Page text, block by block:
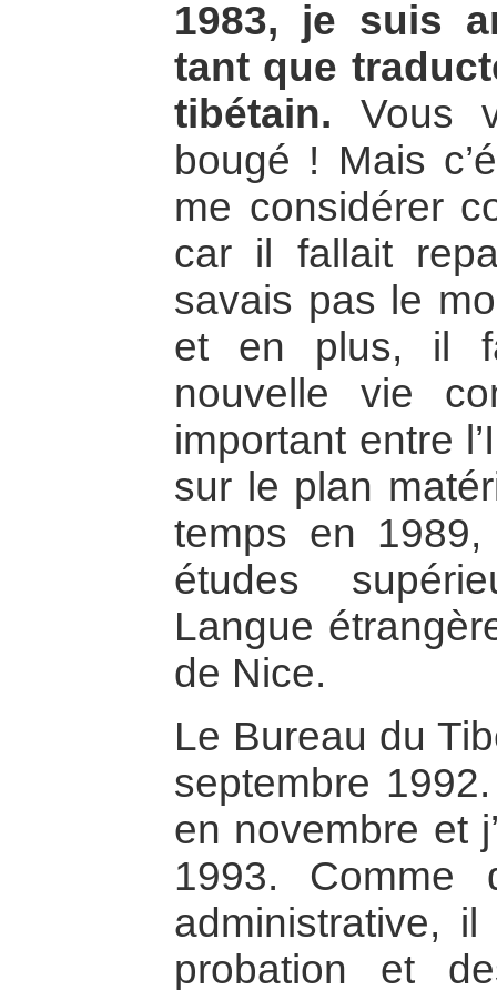
1983, je suis
tant que
tibétain. Vous
bougé ! Mais
me considérer
car il fallait
savais pas le
et en plus, il
nouvelle vie
important entre
sur le plan
temps en 1989,
études
Langue
de Nice.
Le Bureau du
septembre
en novembre et
1993. Comme
administrative,
probation et